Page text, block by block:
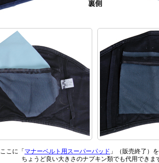
ここに「マナーベルト用スーパーパッド 」（販売終了）
ちょうど良い大きさのナプキン類でも代用できま